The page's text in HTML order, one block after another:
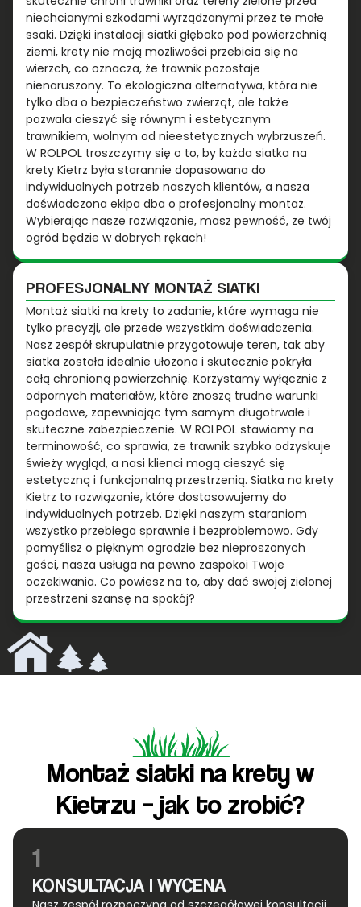
niechcianymi szkodami wyrządzanymi przez te małe
ssaki. Dzięki instalacji siatki głęboko pod powierzchnią
ziemi, krety nie mają możliwości przebicia się na
wierzch, co oznacza, że trawnik pozostaje
nienaruszony. To ekologiczna alternatywa, która nie
tylko dba o bezpieczeństwo zwierząt, ale także
pozwala cieszyć się równym i estetycznym
trawnikiem, wolnym od nieestetycznych wybrzuszeń.
W ROLPOL troszczymy się o to, by każda siatka na
krety Kietrz była starannie dopasowana do
indywidualnych potrzeb naszych klientów, a nasza
doświadczona ekipa dba o profesjonalny montaż.
Wybierając nasze rozwiązanie, masz pewność, że twój
ogród będzie w dobrych rękach!
PROFESJONALNY MONTAŻ SIATKI
Montaż siatki na krety to zadanie, które wymaga nie
tylko precyzji, ale przede wszystkim doświadczenia.
Nasz zespół skrupulatnie przygotowuje teren, tak aby
siatka została idealnie ułożona i skutecznie pokryła
całą chronioną powierzchnię. Korzystamy wyłącznie z
odpornych materiałów, które znoszą trudne warunki
pogodowe, zapewniając tym samym długotrwałe i
skuteczne zabezpieczenie. W ROLPOL stawiamy na
terminowość, co sprawia, że trawnik szybko odzyskuje
świeży wygląd, a nasi klienci mogą cieszyć się
estetyczną i funkcjonalną przestrzenią. Siatka na krety
Kietrz to rozwiązanie, które dostosowujemy do
indywidualnych potrzeb. Dzięki naszym staraniom
wszystko przebiega sprawnie i bezproblemowo. Gdy
pomyślisz o pięknym ogrodzie bez nieproszonych
gości, nasza usługa na pewno zaspokoi Twoje
oczekiwania. Co powiesz na to, aby dać swojej zielonej
przestrzeni szansę na spokój?
Montaż siatki na krety w
Kietrzu – jak to zrobić?
1
KONSULTACJA I WYCENA